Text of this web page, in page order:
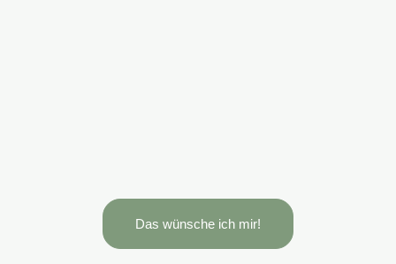
Das wünsche ich mir!